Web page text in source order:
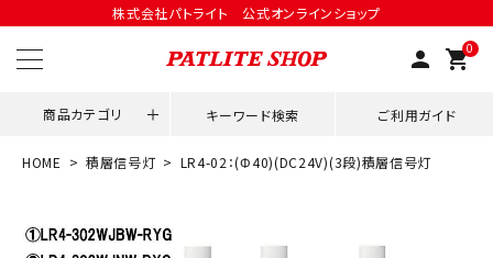
株式会社パトライト 公式オンラインショップ
person 0
shopping_cart
商品カテゴリ キーワード検索 ご利用ガイド
HOME 積層信号灯 LR4-02：(Φ40)(DC24V)(3段)積層信号灯